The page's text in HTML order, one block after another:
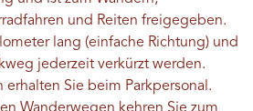
und Reiten freigegeben.
lang (einfache Richtung) und
jederzeit verkürzt werden.
Sie beim Parkpersonal.